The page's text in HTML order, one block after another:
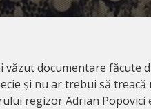
văzut documentare făcute
și nu ar trebui să treacă
regizor Adrian Popovici